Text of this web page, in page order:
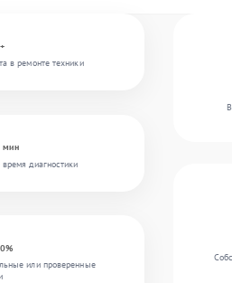
в ремонте техники
мин
диагностики
или проверенные